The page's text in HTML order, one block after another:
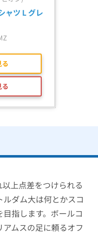
ャツ L グレ
る
上点差をつけられる
ダム大は何とかスコ
指します。ボールコ
ムスの足に頼るオフ